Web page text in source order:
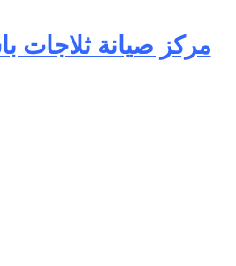
مركز صيانة ثلاجات باساب 6